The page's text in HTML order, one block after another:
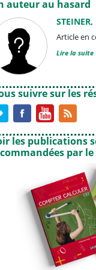
auteur au hasard
Article en
Lire la suite
suivre sur les
les publications
par le